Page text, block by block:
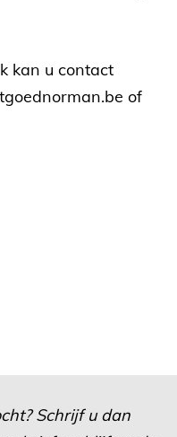
kan u contact
of
Schrijf u dan